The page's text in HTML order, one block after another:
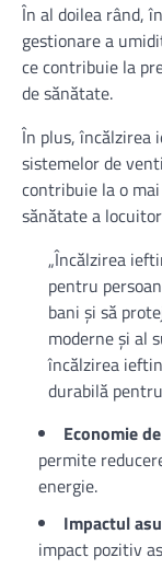
În al doilea rând,
gestionare a
ce contribuie la
de sănătate.
În plus, încălzirea
sistemelor de
contribuie la o
sănătate a
„Încălzirea
pentru
bani și să
moderne și al
încălzirea
durabilă
Economie
permite
energie.
Impactul
impact pozitiv